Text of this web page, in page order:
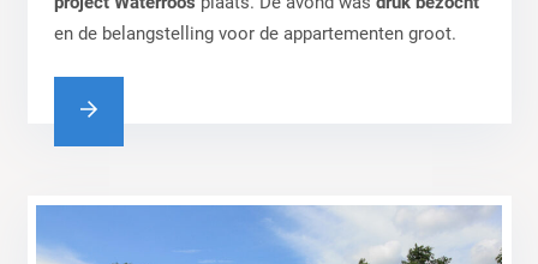
en de belangstelling voor de appartementen groot.